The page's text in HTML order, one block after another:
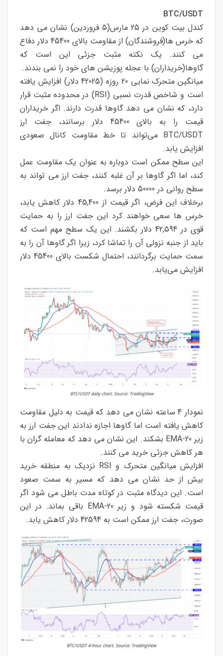
BTC/USDT
کندل بیت کوین در 25 مارس(۵ فروردین) نشان می دهد
که خرس ها(فروشندگان) از مقاومت بالای 45400 دلار دفاع
می کنند. یک نکته مثبت جزئی این است که
گاوها(خریداران) با عجله پوزیشن های خود را نمی بندند.
میانگین متحرک نمایی 20 روزه (42025 دلار) افزایش یافته
است و شاخص قدرت نسبی (RSI) در محدوده مثبت قرار
دارد، که نشان می دهد گاوها قدرت دارند. اگر خریداران
قیمت را به بالای 45400 دلار برسانند، جفت ارز
BTC/USDT می‌تواند تا خط مقاومت کانال صعودی
افزایش یابد.
این سطح ممکن است دوباره به عنوان یک مقاومت عمل
کند، اما اگر گاوها بر آن غلبه کنند، جفت ارز می تواند به
سطح روانی در 50000 دلار برسد.
برخلاف این فرض، اگر قیمت از 45,400 دلار کاهش یابد،
خرس ها سعی خواهند کرد این جفت ارز را به حمایت
قوی در 42,594 دلار بکشند. این یک سطح مهم است که
باید از جنبه نزولی آن را تماشا کرد، زیرا اگر گاوها آن را به
سمت حمایت برگردانند، احتمال شکست بالای 45400 دلار
افزایش می‌یابد.
نمودار 4 ساعته نشان می دهد که قیمت به دلیل مقاومت
کاهش یافته است اما گاوها اجازه ندادند این جفت ارز به
زیر 20-EMA بشکند. این نشان می دهد که معامله گران با
هر کاهش جزئی خرید می کنند.
افزایش میانگین متحرک و RSI نزدیک به منطقه خرید
بیش از حد نشان می دهد که مسیر به سمت صعود
است. این دیدگاه مثبت در کوتاه مدت باطل می شود اگر
قیمت شکسته شود و زیر 20-EMA باقی بماند. در این
صورت، جفت ارز ممکن است به 42594 دلار کاهش یابد.